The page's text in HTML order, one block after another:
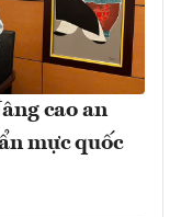
cao an
mực quốc